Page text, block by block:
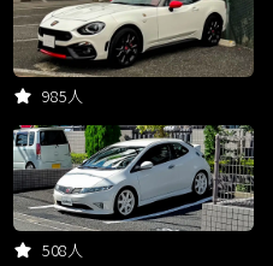
985人
508人